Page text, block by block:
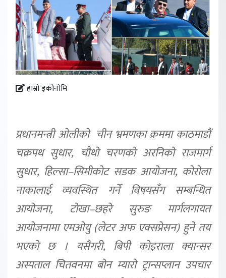
हाम्रो इकोनोमि
प्रधानमन्त्री ओलीको चीन भ्रमणका क्रममा काठमाडौं
चक्रपथ सुधार, चौथो चरणको अरनिको राजमार्ग
सुधार, हिल्सा–सिमीकोट सडक आयोजना, कोरोला
नाकालाई व्यवस्थित गर्ने विषयसँग सम्बन्धित
आयोजना, टोखा–छहरे सुरुङ मार्गलगायत
आयोजनामा एमओयु (लेटर अफ एक्सप्रेसन) हुने तय
भएको छ । यसैगरी, बिपी कोइराला क्यान्सर
अस्पताल चितवनमा बोन म्यारो ट्रान्सप्लान उपचार